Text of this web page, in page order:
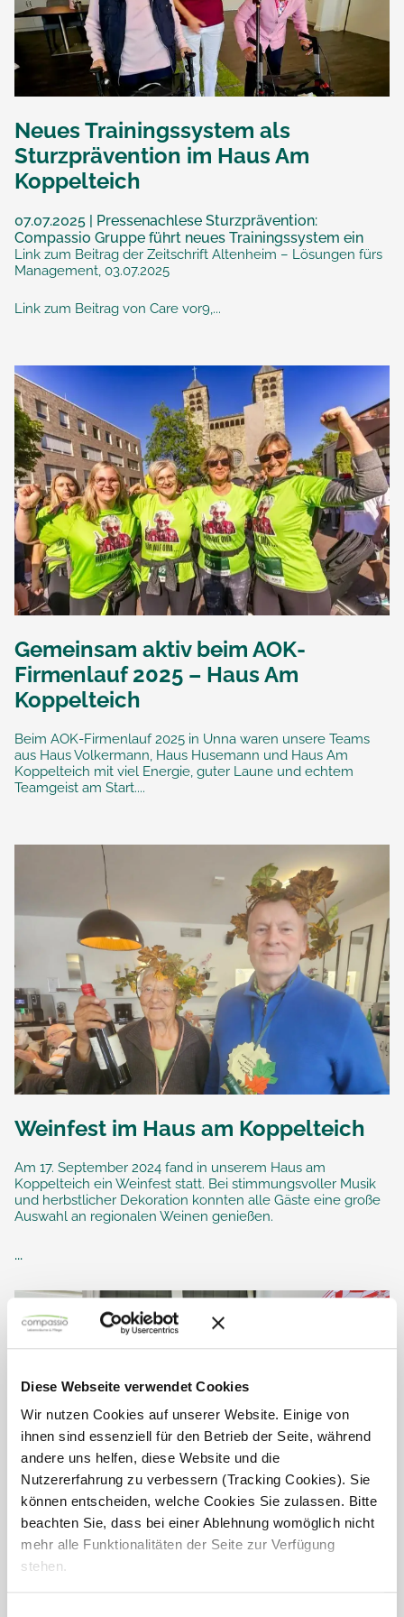
Diese Webseite verwendet Cookies
Wir nutzen Cookies auf unserer Website. Einige von
ihnen sind essenziell für den Betrieb der Seite, während
andere uns helfen, diese Website und die
Nutzererfahrung zu verbessern (Tracking Cookies). Sie
können entscheiden, welche Cookies Sie zulassen. Bitte
beachten Sie, dass bei einer Ablehnung womöglich nicht
mehr alle Funktionalitäten der Seite zur Verfügung
stehen.
Neues Trainingssystem als
Sturzprävention im Haus Am
Koppelteich
07.07.2025 | Pressenachlese Sturzprävention:
Compassio Gruppe führt neues Trainingssystem ein
Link zum Beitrag der Zeitschrift Altenheim – Lösungen fürs
Management, 03.07.2025
Link zum Beitrag von Care vor9,...
Gemeinsam aktiv beim AOK-
Firmenlauf 2025 – Haus Am
Koppelteich
Beim AOK-Firmenlauf 2025 in Unna waren unsere Teams
aus Haus Volkermann, Haus Husemann und Haus Am
Koppelteich mit viel Energie, guter Laune und echtem
Teamgeist am Start....
Weinfest im Haus am Koppelteich
Am 17. September 2024 fand in unserem Haus am
Koppelteich ein Weinfest statt. Bei stimmungsvoller Musik
und herbstlicher Dekoration konnten alle Gäste eine große
Auswahl an regionalen Weinen genießen.
...
Italienischer Nachmittag